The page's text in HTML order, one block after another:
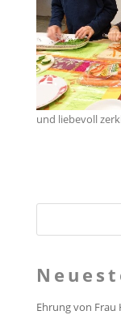
und liebevoll
Ehrung von Frau